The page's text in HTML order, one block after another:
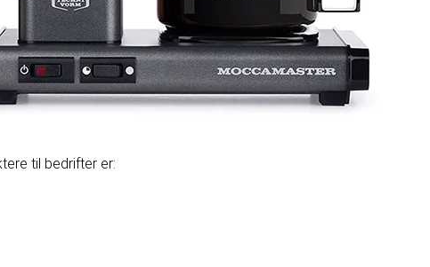
til bedrifter er: